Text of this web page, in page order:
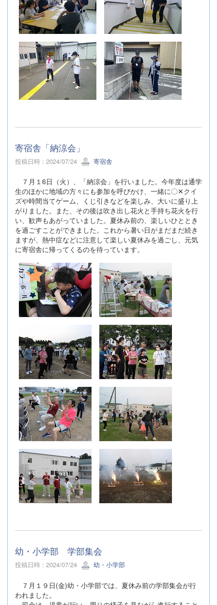
寄宿舎「納涼会」
投稿日時 : 2024/07/24 寄宿舎
７月１6日（火）、「納涼会」を行いました。今年度は通学
生のほかに地域の方々にも参加を呼びかけ、一緒に〇✕クイ
ズや時間当てゲーム、くじ引きなどを楽しみ、大いに盛り上
がりました。また、その後は吹き出し花火と手持ち花火を行
い、歓声もあがっていました。夏休み前の、楽しいひととき
を過ごすことができました。これから暑い日がまだまだ続き
ますが、熱中症などに注意して楽しい夏休みを過ごし、元気
に寄宿舎に帰ってくるのを待っています。
幼・小学部 学部集会
投稿日時 : 2024/07/24 幼・小学部
７月１９日(金)幼・小学部では、夏休み前の学部集会が行
われました。